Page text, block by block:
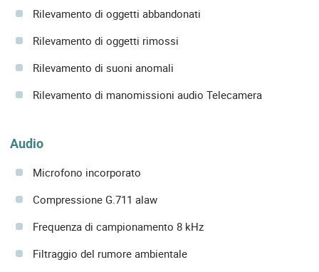
Rilevamento di oggetti abbandonati
Rilevamento di oggetti rimossi
Rilevamento di suoni anomali
Rilevamento di manomissioni audio Telecamera
Audio
Microfono incorporato
Compressione G.711 alaw
Frequenza di campionamento 8 kHz
Filtraggio del rumore ambientale